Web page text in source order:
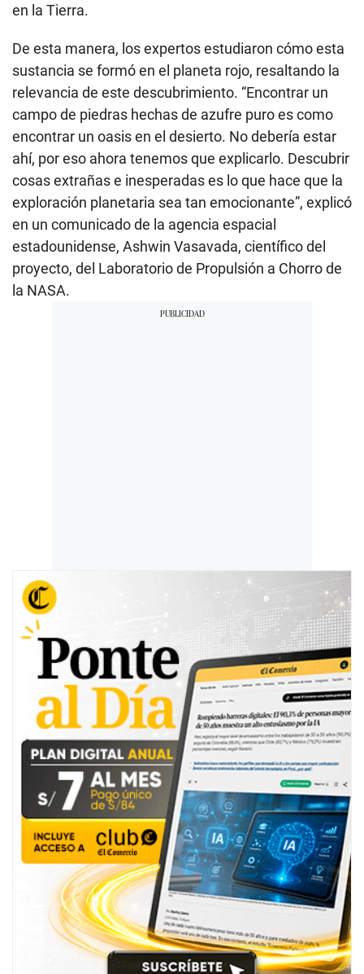
en la Tierra.
De esta manera, los expertos estudiaron cómo esta
sustancia se formó en el planeta rojo, resaltando la
relevancia de este descubrimiento. “Encontrar un
campo de piedras hechas de azufre puro es como
encontrar un oasis en el desierto. No debería estar
ahí, por eso ahora tenemos que explicarlo. Descubrir
cosas extrañas e inesperadas es lo que hace que la
exploración planetaria sea tan emocionante”, explicó
en un comunicado de la agencia espacial
estadounidense, Ashwin Vasavada, científico del
proyecto, del Laboratorio de Propulsión a Chorro de
la NASA.